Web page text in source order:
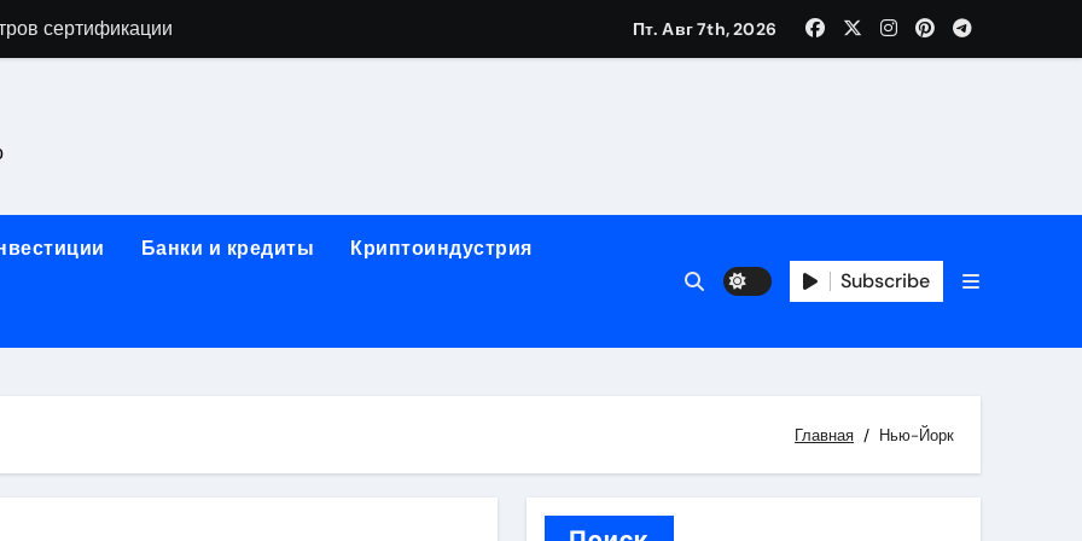
сертификации
и электрооборудование для ногтевого сервиса, наращивания ресниц и депиляции
базальтового теплоизоляционного шнура разных диаметров
для освоения актуальных профессий онлайн
Пт. Авг 7th, 2026
Банки и кредиты Криптоиндустрия
Subscribe
Главная Нью-Йорк